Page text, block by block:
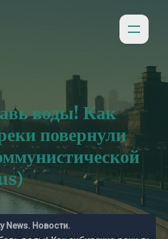
воды! Как
повернули
News. Новости.